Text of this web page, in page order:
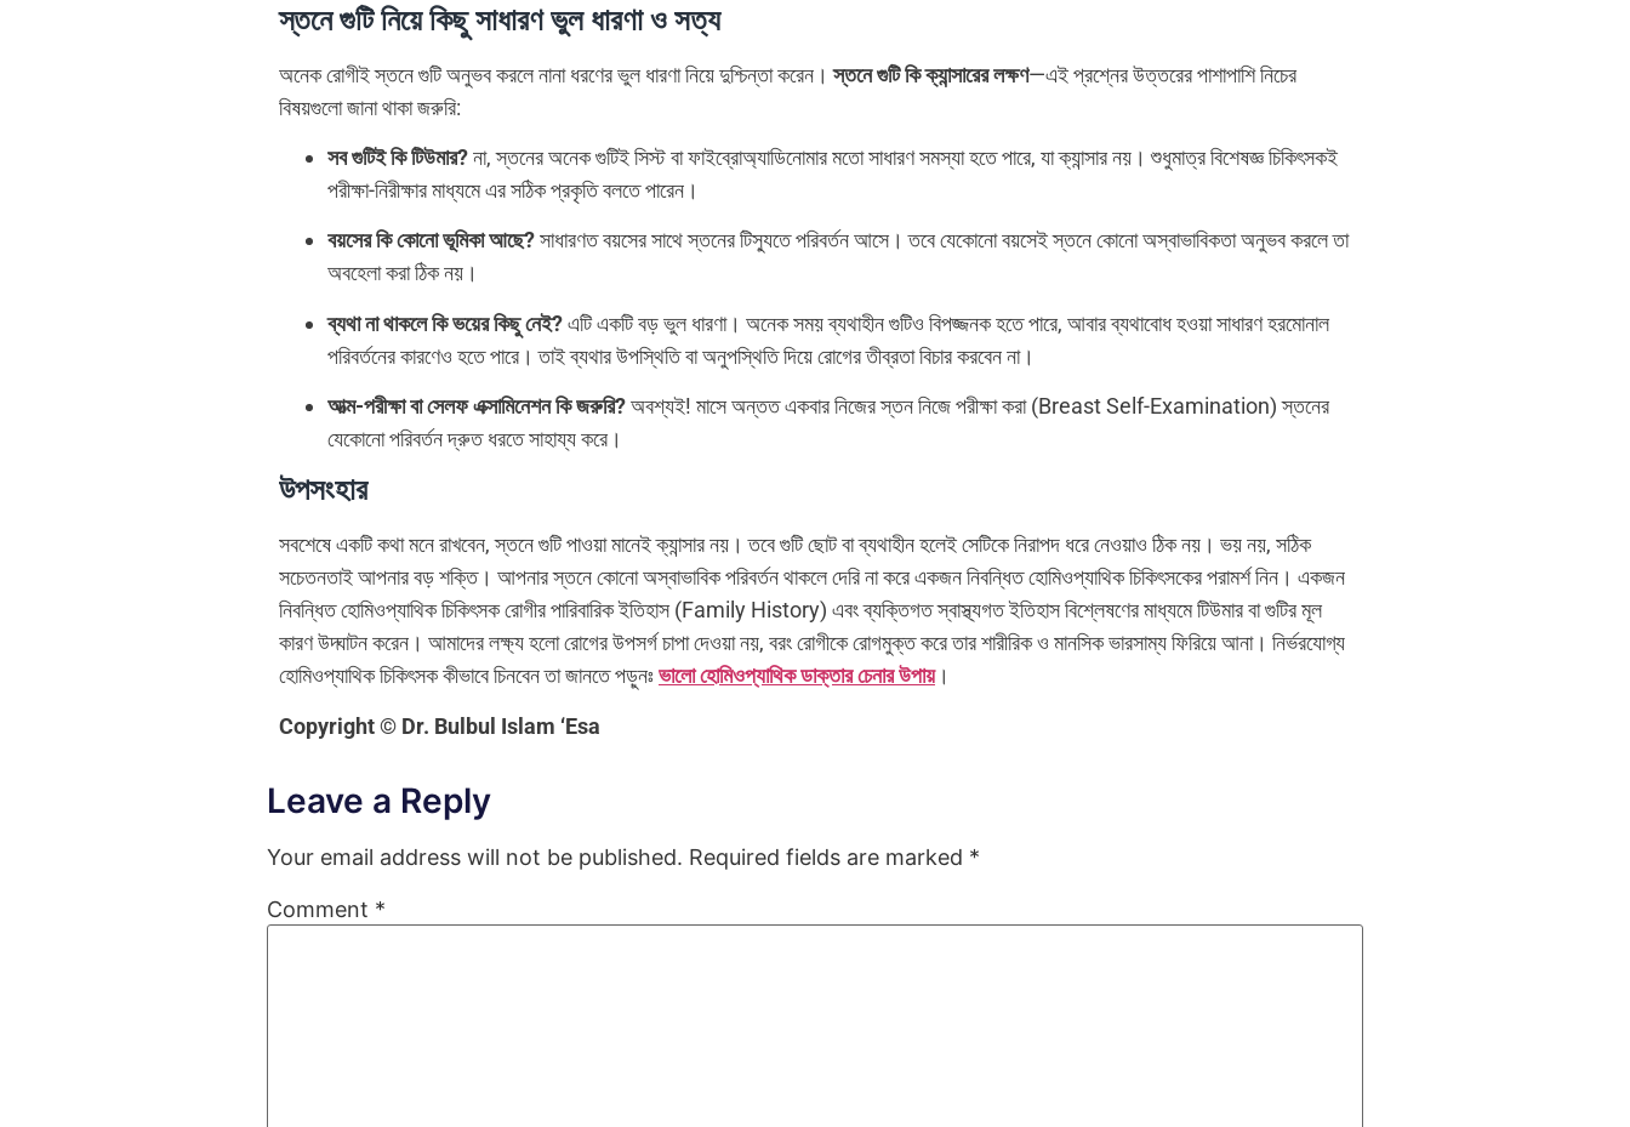
স্তনে গুটি নিয়ে কিছু সাধারণ ভুল ধারণা ও সত্য
অনেক রোগীই স্তনে গুটি অনুভব করলে নানা ধরণের ভুল ধারণা নিয়ে দুশ্চিন্তা করেন।স্তনে গুটি কি ক্যান্সারের লক্ষণ—এই প্রশ্নের উত্তরের পাশাপাশি নিচের
বিষয়গুলো জানা থাকা জরুরি:
সব গুটিই কি টিউমার?না, স্তনের অনেক গুটিই সিস্ট বা ফাইব্রোঅ্যাডিনোমার মতো সাধারণ সমস্যা হতে পারে, যা ক্যান্সার নয়। শুধুমাত্র বিশেষজ্ঞ চিকিৎসকই
পরীক্ষা-নিরীক্ষার মাধ্যমে এর সঠিক প্রকৃতি বলতে পারেন।
বয়সের কি কোনো ভূমিকা আছে?সাধারণত বয়সের সাথে স্তনের টিস্যুতে পরিবর্তন আসে। তবে যেকোনো বয়সেই স্তনে কোনো অস্বাভাবিকতা অনুভব করলে তা
অবহেলা করা ঠিক নয়।
ব্যথা না থাকলে কি ভয়ের কিছু নেই?এটি একটি বড় ভুল ধারণা। অনেক সময় ব্যথাহীন গুটিও বিপজ্জনক হতে পারে, আবার ব্যথাবোধ হওয়া সাধারণ হরমোনাল
পরিবর্তনের কারণেও হতে পারে। তাই ব্যথার উপস্থিতি বা অনুপস্থিতি দিয়ে রোগের তীব্রতা বিচার করবেন না।
আত্ম-পরীক্ষা বা সেলফ এক্সামিনেশন কি জরুরি?অবশ্যই! মাসে অন্তত একবার নিজের স্তন নিজে পরীক্ষা করা (Breast Self-Examination) স্তনের
যেকোনো পরিবর্তন দ্রুত ধরতে সাহায্য করে।
উপসংহার
সবশেষে একটি কথা মনে রাখবেন, স্তনে গুটি পাওয়া মানেই ক্যান্সার নয়। তবে গুটি ছোট বা ব্যথাহীন হলেই সেটিকে নিরাপদ ধরে নেওয়াও ঠিক নয়। ভয় নয়, সঠিক
সচেতনতাই আপনার বড় শক্তি। আপনার স্তনে কোনো অস্বাভাবিক পরিবর্তন থাকলে দেরি না করে একজন নিবন্ধিত হোমিওপ্যাথিক চিকিৎসকের পরামর্শ নিন। একজন
নিবন্ধিত হোমিওপ্যাথিক চিকিৎসক রোগীর পারিবারিক ইতিহাস (Family History) এবং ব্যক্তিগত স্বাস্থ্যগত ইতিহাস বিশ্লেষণের মাধ্যমে টিউমার বা গুটির মূল
কারণ উদ্ঘাটন করেন। আমাদের লক্ষ্য হলো রোগের উপসর্গ চাপা দেওয়া নয়, বরং রোগীকে রোগমুক্ত করে তার শারীরিক ও মানসিক ভারসাম্য ফিরিয়ে আনা। নির্ভরযোগ্য
হোমিওপ্যাথিক চিকিৎসক কীভাবে চিনবেন তা জানতে পড়ুনঃ ভালো হোমিওপ্যাথিক ডাক্তার চেনার উপায়।
Copyright © Dr. Bulbul Islam ‘Esa
Leave a Reply
Your email address will not be published. Required fields are marked *
Comment *